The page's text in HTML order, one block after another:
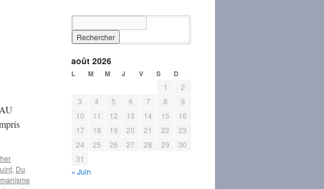
, Du
août 2026
L M M J V S D
1
2
3
4 5 6 7 8
9
10
11 12 13 14 15
16
17
18 19 20 21 22
23
24
25 26 27 28 29
30
31
« Juin